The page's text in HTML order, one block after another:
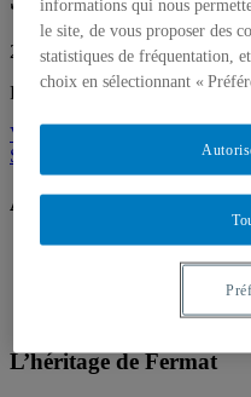
28 octobre 2019
Par
André Ross
Volume 14.2 - été-automne 2019
Section problèmes
Algorithmes dans
Déterminer les PGCD
L’héritage de Fermat
informations qui nous
le site, de vous proposer des
statistiques de fréquentation,
choix en sélectionnant «